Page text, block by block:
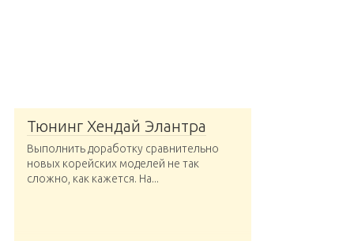
Тюнинг Хендай Элантра
Выполнить доработку сравнительно
новых корейских моделей не так
сложно, как кажется. На...